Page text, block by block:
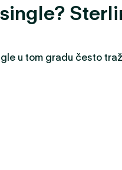
u tom gradu često